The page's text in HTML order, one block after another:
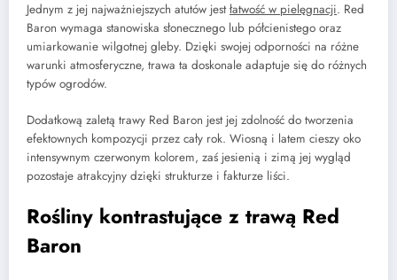
Jednym z jej najważniejszych atutów jestłatwość w pielęgnacji. Red
Baron wymaga stanowiska słonecznego lub półcienistego oraz
umiarkowanie wilgotnej gleby. Dzięki swojej odporności na różne
warunki atmosferyczne, trawa ta doskonale adaptuje się do różnych
typów ogrodów.
Dodatkową zaletą trawy Red Baron jest jej zdolność do tworzenia
efektownych kompozycji przez cały rok. Wiosną i latem cieszy oko
intensywnym czerwonym kolorem, zaś jesienią i zimą jej wygląd
pozostaje atrakcyjny dzięki strukturze i fakturze liści.
Rośliny kontrastujące z trawą Red
Baron